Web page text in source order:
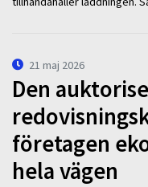
21 maj 2026
Den
företagen
hela vägen